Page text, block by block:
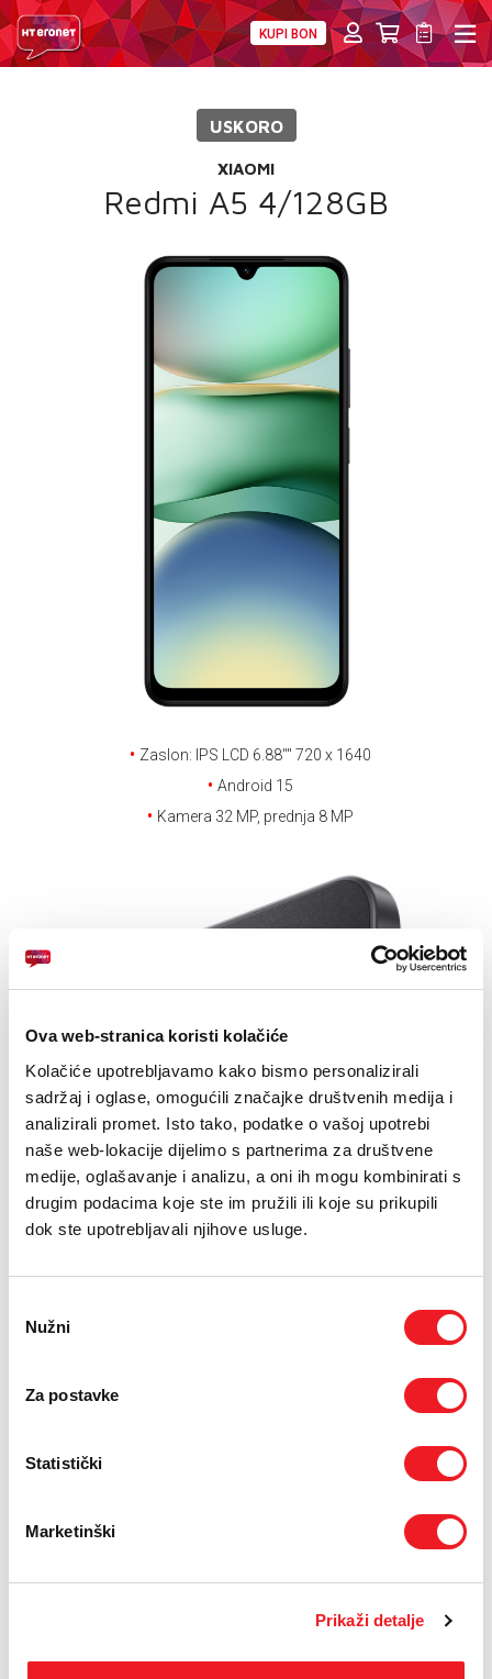
Ova web-stranica koristi kolačiće
Kolačiće upotrebljavamo kako bismo personalizirali
sadržaj i oglase, omogućili značajke društvenih medija i
analizirali promet. Isto tako, podatke o vašoj upotrebi
naše web-lokacije dijelimo s partnerima za društvene
medije, oglašavanje i analizu, a oni ih mogu kombinirati s
drugim podacima koje ste im pružili ili koje su prikupili
dok ste upotrebljavali njihove usluge.
pristanka
Nužni
Za postavke
Statistički
Marketinški
Prikaži detalje
KUPI BON
USKORO
XIAOMI
Redmi A5 4/128GB
Zaslon: IPS LCD 6.88'''' 720 x 1640
Android 15
Kamera 32 MP, prednja 8 MP